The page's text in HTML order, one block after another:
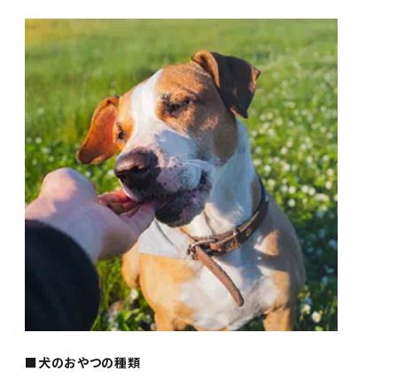
■犬のおやつの種類